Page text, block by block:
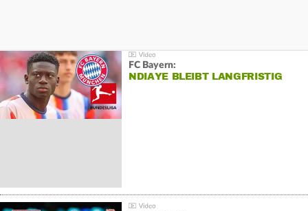
FC Bayern:
NDIAYE BLEIBT LANGFRISTIG